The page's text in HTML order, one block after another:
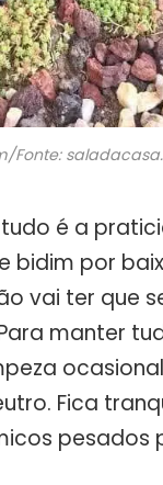
Fonte:
tudo é a
bidim por
vai ter que
manter
Fica
pesados